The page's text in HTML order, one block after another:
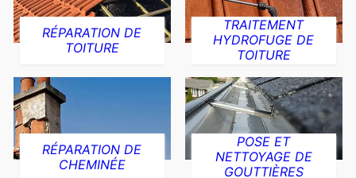
RÉPARATION DE
TOITURE
TRAITEMENT
HYDROFUGE DE
TOITURE
RÉPARATION DE
CHEMINÉE
POSE ET
NETTOYAGE DE
GOUTTIÈRES